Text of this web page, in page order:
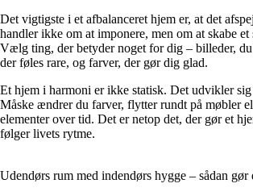
Det vigtigste i et afbalanceret hjem er, at det
handler ikke om at imponere, men om at skabe
Vælg ting, der betyder noget for dig – billeder,
der føles rare, og farver, der gør dig glad.
Et hjem i harmoni er ikke statisk. Det udvikler sig
Måske ændrer du farver, flytter rundt på møbler
elementer over tid. Det er netop det, der gør et
følger livets rytme.
Udendørs rum med indendørs hygge – sådan gør